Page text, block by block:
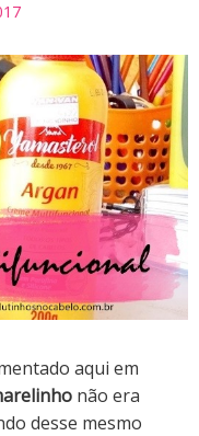
aqui em
não era
desse mesmo